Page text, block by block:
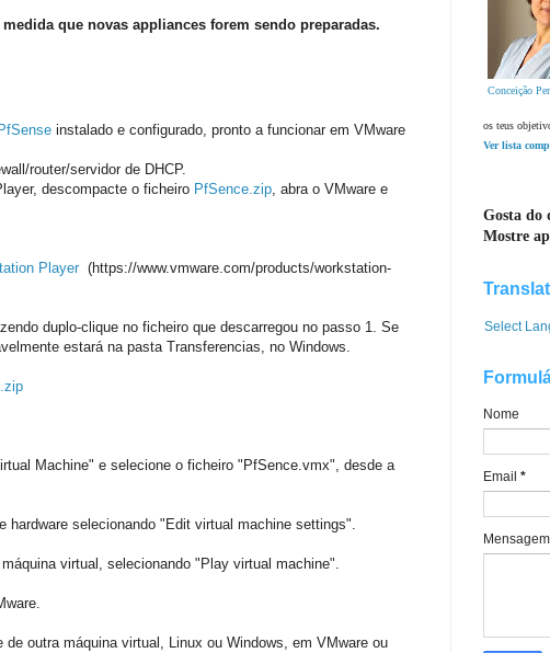
que novas appliances forem sendo preparadas.
PfSense instalado e configurado, pronto a funcionar em VMware
router/servidor de DHCP.
descompacte o ficheiro PfSence.zip, abra o VMware e
Player (https://www.vmware.com/products/workstation-
duplo-clique no ficheiro que descarregou no passo 1. Se
estará na pasta Transferencias, no Windows.
Machine" e selecione o ficheiro "PfSence.vmx", desde a
hardware selecionando "Edit virtual machine settings".
virtual, selecionando "Play virtual machine".
de outra máquina virtual, Linux ou Windows, em VMware ou
Conceição
os teus
Ver lista
Gosta do
Mostre
Select
Nome
Email *
Mensagem